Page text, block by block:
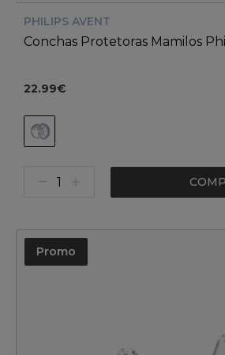
PHILIPS AVENT
Conchas Protetoras Mamilos
22.99€
Promo